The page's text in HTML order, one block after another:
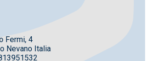
Fermi, 4
Nevano Italia